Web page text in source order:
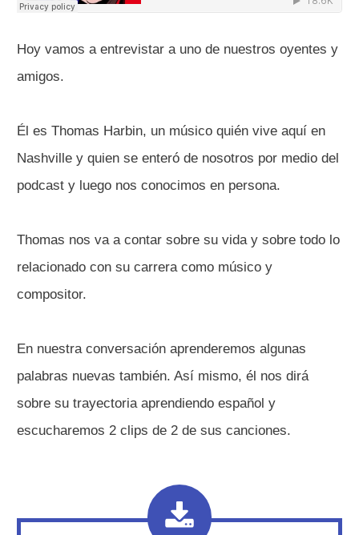
Hoy vamos a entrevistar a uno de nuestros oyentes y
amigos.
Él es Thomas Harbin, un músico quién vive aquí en
Nashville y quien se enteró de nosotros por medio del
podcast y luego nos conocimos en persona.
Thomas nos va a contar sobre su vida y sobre todo lo
relacionado con su carrera como músico y
compositor.
En nuestra conversación aprenderemos algunas
palabras nuevas también. Así mismo, él nos dirá
sobre su trayectoria aprendiendo español y
escucharemos 2 clips de 2 de sus canciones.